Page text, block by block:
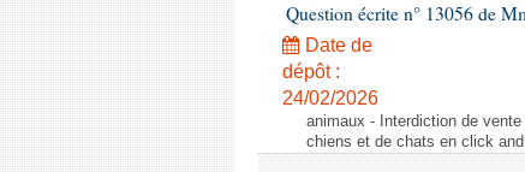
Question écrite n° 13056 de
Date de
dépôt :
24/02/2026
animaux - Interdiction de
chiens et de chats en click